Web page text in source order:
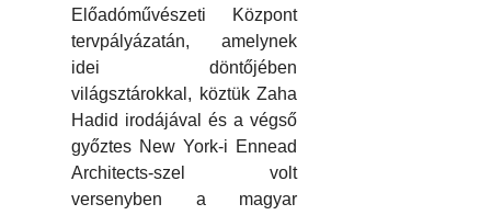
Előadóművészeti Központ
tervpályázatán, amelynek
idei döntőjében
világsztárokkal, köztük Zaha
Hadid irodájával és a végső
győztes New York-i Ennead
Architects-szel volt
versenyben a magyar